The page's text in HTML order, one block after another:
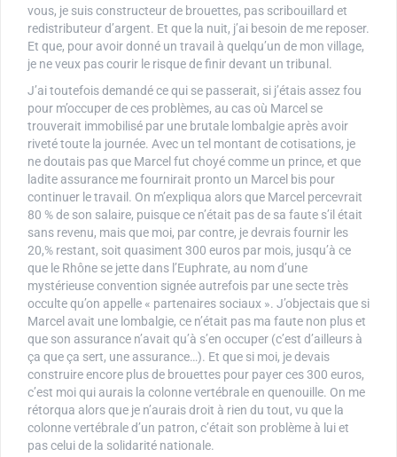
vous, je suis constructeur de brouettes, pas scribouillard et
redistributeur d’argent. Et que la nuit, j’ai besoin de me reposer.
Et que, pour avoir donné un travail à quelqu’un de mon village,
je ne veux pas courir le risque de finir devant un tribunal.
J’ai toutefois demandé ce qui se passerait, si j’étais assez fou
pour m’occuper de ces problèmes, au cas où Marcel se
trouverait immobilisé par une brutale lombalgie après avoir
riveté toute la journée. Avec un tel montant de cotisations, je
ne doutais pas que Marcel fut choyé comme un prince, et que
ladite assurance me fournirait pronto un Marcel bis pour
continuer le travail. On m’expliqua alors que Marcel percevrait
80 % de son salaire, puisque ce n’était pas de sa faute s’il était
sans revenu, mais que moi, par contre, je devrais fournir les
20,% restant, soit quasiment 300 euros par mois, jusqu’à ce
que le Rhône se jette dans l’Euphrate, au nom d’une
mystérieuse convention signée autrefois par une secte très
occulte qu’on appelle « partenaires sociaux ». J’objectais que si
Marcel avait une lombalgie, ce n’était pas ma faute non plus et
que son assurance n’avait qu’à s’en occuper (c’est d’ailleurs à
ça que ça sert, une assurance…). Et que si moi, je devais
construire encore plus de brouettes pour payer ces 300 euros,
c’est moi qui aurais la colonne vertébrale en quenouille. On me
rétorqua alors que je n’aurais droit à rien du tout, vu que la
colonne vertébrale d’un patron, c’était son problème à lui et
pas celui de la solidarité nationale.